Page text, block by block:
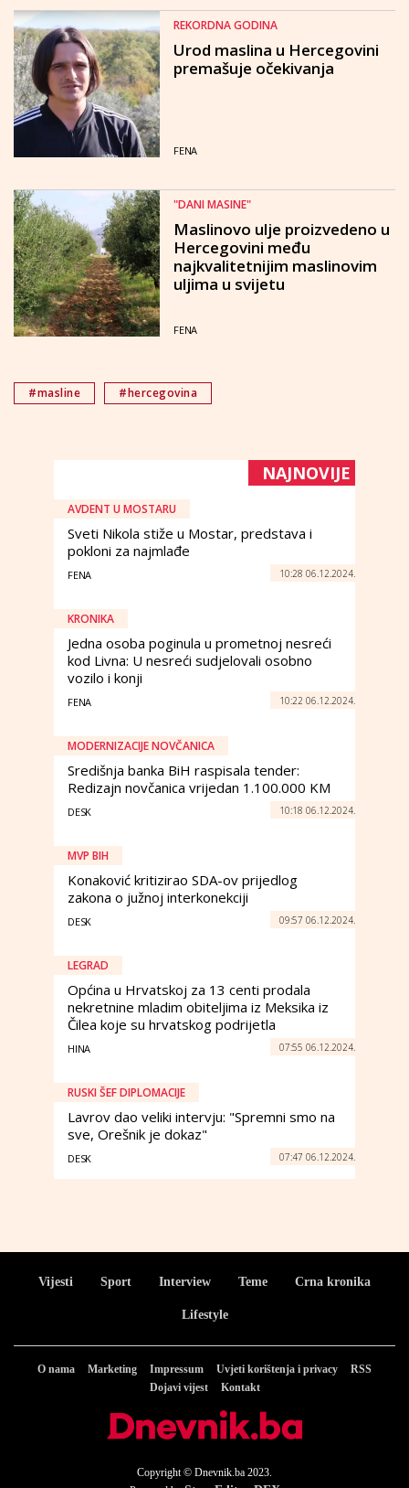
REKORDNA GODINA
Urod maslina u Hercegovini
premašuje očekivanja
FENA
"DANI MASINE"
Maslinovo ulje proizvedeno u
Hercegovini među
najkvalitetnijim maslinovim
uljima u svijetu
FENA
#masline #hercegovina
NAJNOVIJE
AVDENT U MOSTARU
Sveti Nikola stiže u Mostar, predstava i
pokloni za najmlađe
FENA 10:28 06.12.2024.
KRONIKA
Jedna osoba poginula u prometnoj nesreći
kod Livna: U nesreći sudjelovali osobno
vozilo i konji
FENA 10:22 06.12.2024.
MODERNIZACIJE NOVČANICA
Središnja banka BiH raspisala tender:
Redizajn novčanica vrijedan 1.100.000 KM
DESK 10:18 06.12.2024.
MVP BIH
Konaković kritizirao SDA-ov prijedlog
zakona o južnoj interkonekciji
DESK 09:57 06.12.2024.
LEGRAD
Općina u Hrvatskoj za 13 centi prodala
nekretnine mladim obiteljima iz Meksika iz
Čilea koje su hrvatskog podrijetla
HINA 07:55 06.12.2024.
RUSKI ŠEF DIPLOMACIJE
Lavrov dao veliki intervju: "Spremni smo na
sve, Orešnik je dokaz"
DESK 07:47 06.12.2024.
Vijesti Sport Interview Teme Crna kronika
Lifestyle
O nama Marketing Impressum Uvjeti korištenja i privacy
RSS
Dojavi vijest
Kontakt
Copyright © Dnevnik.ba 2023.